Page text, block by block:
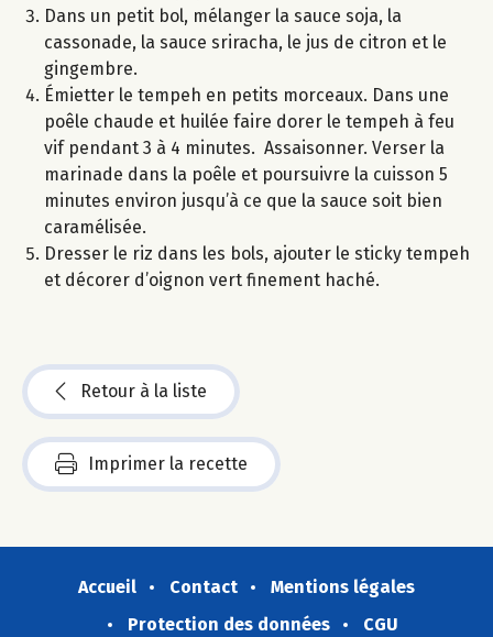
Dans un petit bol, mélanger la sauce soja, la
cassonade, la sauce sriracha, le jus de citron et le
gingembre.
Émietter le tempeh en petits morceaux. Dans une
poêle chaude et huilée faire dorer le tempeh à feu
vif pendant 3 à 4 minutes. Assaisonner. Verser la
marinade dans la poêle et poursuivre la cuisson 5
minutes environ jusqu’à ce que la sauce soit bien
caramélisée.
Dresser le riz dans les bols, ajouter le sticky tempeh
et décorer d’oignon vert finement haché.
Retour à la liste
Imprimer la recette
Accueil Contact
Mentions légales
Protection des données
CGU